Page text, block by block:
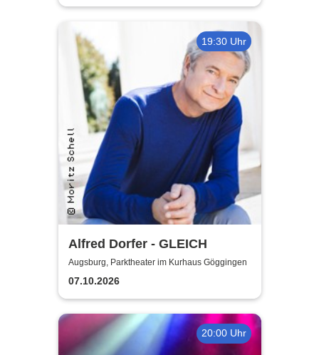
19:30 Uhr
Alfred Dorfer - GLEICH
Augsburg, Parktheater im Kurhaus Göggingen
07.10.2026
20:00 Uhr